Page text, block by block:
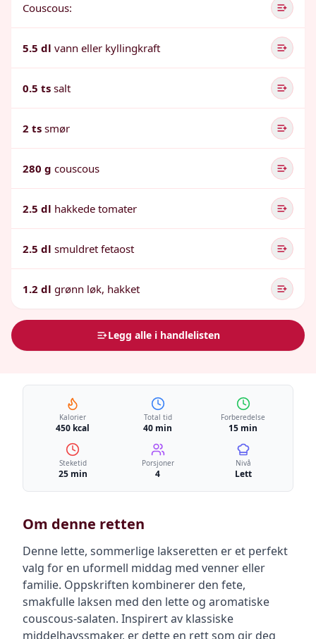
Couscous:
5.5 dl vann eller kyllingkraft
0.5 ts salt
2 ts smør
280 g couscous
2.5 dl hakkede tomater
2.5 dl smuldret fetaost
1.2 dl grønn løk, hakket
Legg alle i handlelisten
Kalorier
450 kcal
Total tid
40 min
Forberedelse
15 min
Steketid
25 min
Porsjoner
4
Nivå
Lett
Om denne retten
Denne lette, sommerlige lakseretten er et perfekt
valg for en uformell middag med venner eller
familie. Oppskriften kombinerer den fete,
smakfulle laksen med den lette og aromatiske
couscous-salaten. Inspirert av klassiske
middelhavssmaker, er dette en rett som gir deg